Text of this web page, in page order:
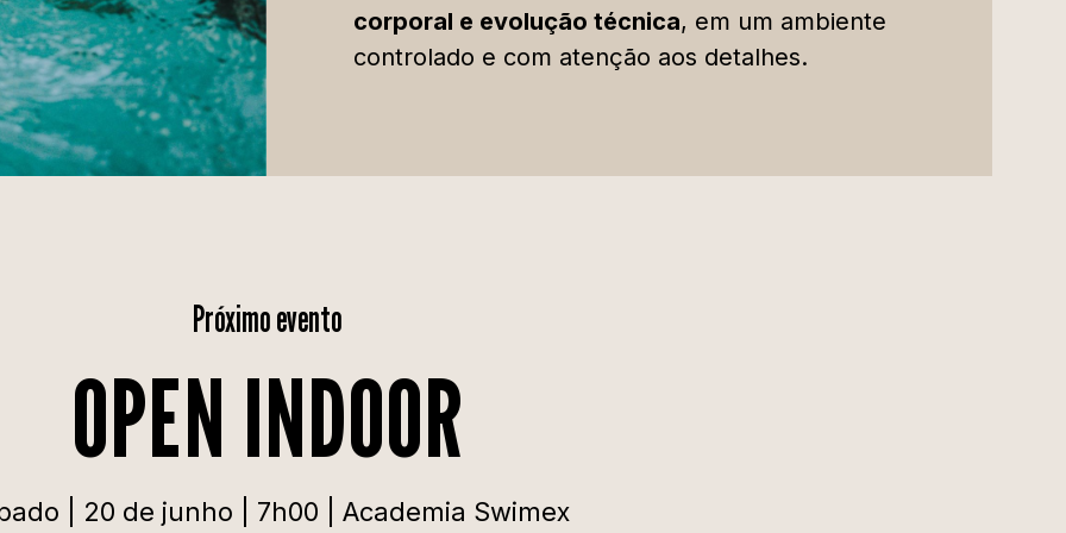
corporal e evolução técnica, em um ambiente
controlado e com atenção aos detalhes.
Próximo evento
OPEN INDOOR
| 20 de junho | 7h00 | Academia Swimex